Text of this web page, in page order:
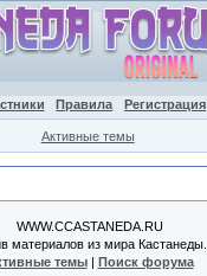
Правила Регистрация
Активные темы
WWW.CCASTANEDA.RU
материалов из мира Кастанеды.
темы| Поиск форума